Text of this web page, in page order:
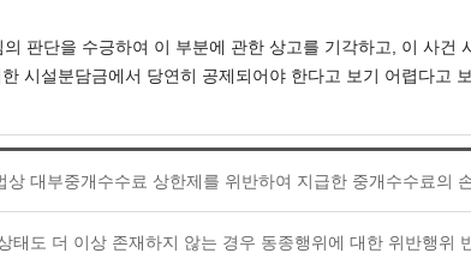
판단을 수긍하여 이 부분에 관한 상고를 기각하고, 이 사건
시설분담금에서 당연히 공제되어야 한다고 보기 어렵다고
대부중개수수료 상한제를 위반하여 지급한 중개수수료의 손
도 더 이상 존재하지 않는 경우 동종행위에 대한 위반행위